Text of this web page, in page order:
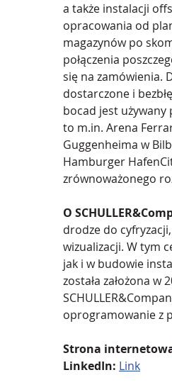
a także instalacji
opracowania od
magazynów po
połączenia
się na zamówienia.
dostarczone i
bocad jest
to m.in. Arena
Guggenheima w
Hamburger
zrównoważonego
O
drodze do
wizualizacji. W tym
jak i w budowie
została założona
oprogramowanie z
Strona
LinkedIn: Link